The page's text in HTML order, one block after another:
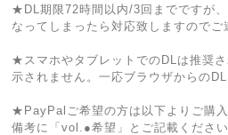
★DL期限72時間以内/3回までですが
なってしまったら対応致しますのでご
★スマホやタブレットでのDLは推奨
示されません。一応ブラウザからのDL
★PayPalご希望の方は以下よりご購入
備考に「vol.●希望」とご記載ください